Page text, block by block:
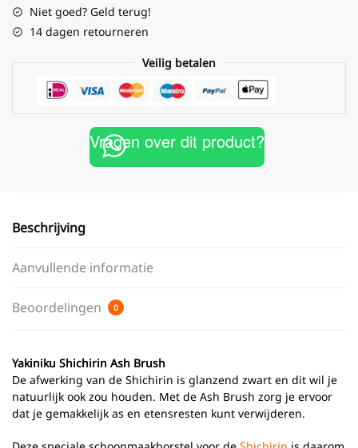
Niet goed? Geld terug!
14 dagen retourneren
Veilig betalen
Vragen over dit product?
Beschrijving
Aanvullende informatie
Beoordelingen 0
Yakiniku Shichirin Ash Brush
De afwerking van de Shichirin is glanzend zwart en dit wil je
natuurlijk ook zou houden. Met de Ash Brush zorg je ervoor
dat je gemakkelijk as en etensresten kunt verwijderen.